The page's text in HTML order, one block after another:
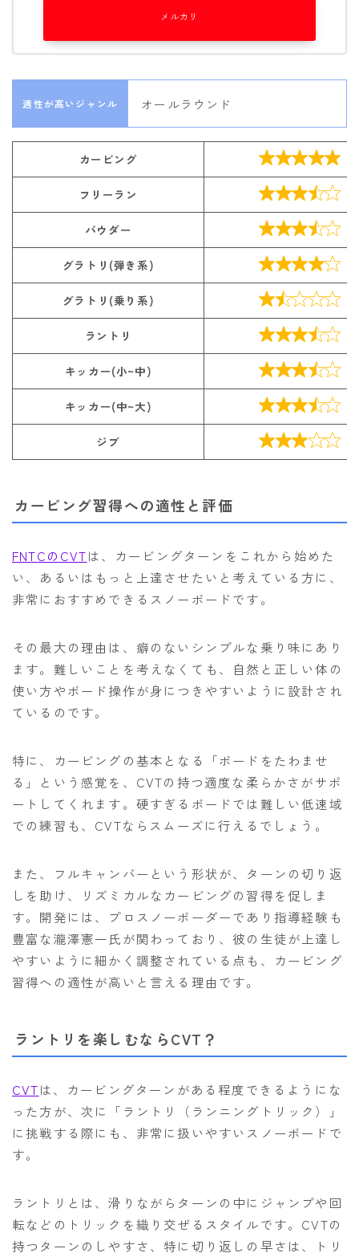
メルカリ
適性が高いジャンル オールラウンド
カービング 
フリーラン 
パウダー 
グラトリ(弾き系) 
グラトリ(乗り系) 
ラントリ 
キッカー(小~中) 
キッカー(中~大) 
ジブ 
カービング習得への適性と評価
FNTCのCVTは、カービングターンをこれから始めた
い、あるいはもっと上達させたいと考えている方に、
非常におすすめできるスノーボードです。
その最大の理由は、癖のないシンプルな乗り味にあり
ます。難しいことを考えなくても、自然と正しい体の
使い方やボード操作が身につきやすいように設計され
ているのです。
特に、カービングの基本となる「ボードをたわませ
る」という感覚を、CVTの持つ適度な柔らかさがサポ
ートしてくれます。硬すぎるボードでは難しい低速域
での練習も、CVTならスムーズに行えるでしょう。
また、フルキャンバーという形状が、ターンの切り返
しを助け、リズミカルなカービングの習得を促しま
す。開発には、プロスノーボーダーであり指導経験も
豊富な瀧澤憲一氏が関わっており、彼の生徒が上達し
やすいように細かく調整されている点も、カービング
習得への適性が高いと言える理由です。
ラントリを楽しむならCVT？
CVTは、カービングターンがある程度できるようにな
った方が、次に「ラントリ（ランニングトリック）」
に挑戦する際にも、非常に扱いやすいスノーボードで
す。
ラントリとは、滑りながらターンの中にジャンプや回
転などのトリックを織り交ぜるスタイルです。CVTの
持つターンのしやすさ、特に切り返しの早さは、トリ